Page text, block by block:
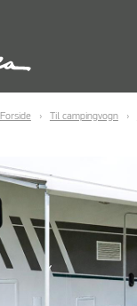
Forside Til campingvogn